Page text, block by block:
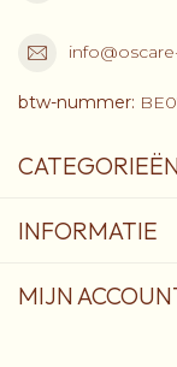
btw-nummer:
INFORMATIE
MIJN